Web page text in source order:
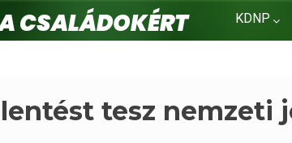
KDNP
tesz nemzeti